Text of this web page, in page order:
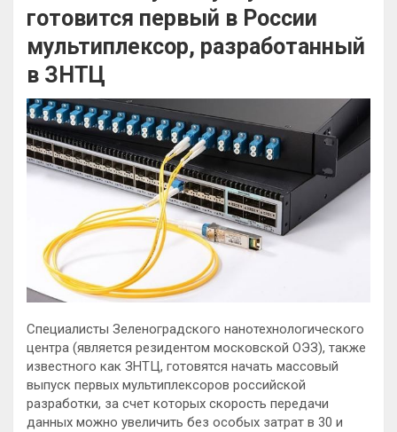
готовится первый в России
мультиплексор, разработанный
в ЗНТЦ
Специалисты Зеленоградского нанотехнологического
центра (является резидентом московской ОЭЗ), также
известного как ЗНТЦ, готовятся начать массовый
выпуск первых мультиплексоров российской
разработки, за счет которых скорость передачи
данных можно увеличить без особых затрат в 30 и